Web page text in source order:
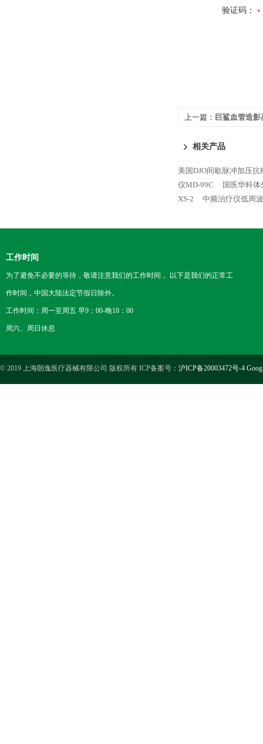
验证码：
上一篇： 巨鲨血管造
相关产品
美国DJO间歇脉冲加压
仪MD-99C
国医华科
XS-2
中频治疗仪低周
工作时间
为了避免不必要的等待，敬请注意我们的工作时间 。以下是我们的正常工
作时间，中国大陆法定节假日除外。
工作时间：周一至周五 早9：00-晚18：00
周六、周日休息
© 2019 上海朗逸医疗器械有限公司 版权所有 ICP备案号： 沪ICP备20003472号-4